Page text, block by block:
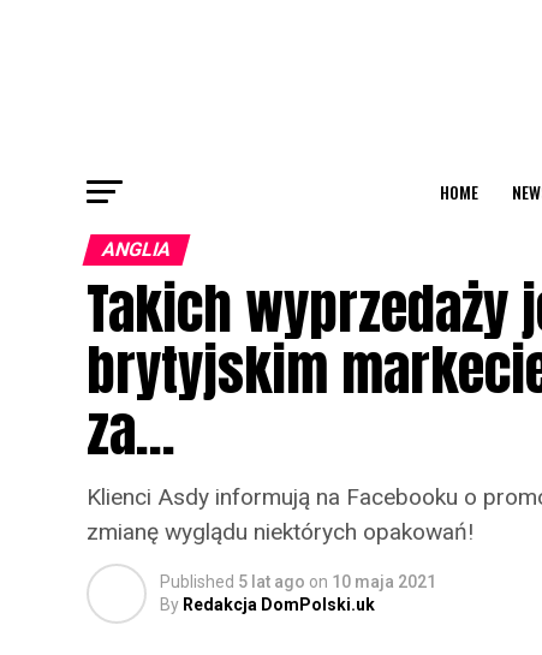
HOME
ANGLIA
Takich wyprzedaży
brytyjskim
za…
Klienci Asdy informują na Facebooku o
zmianę wyglądu niektórych opakowań!
Published 5 lat ago on 10 maja 2021
By Redakcja DomPolski.uk